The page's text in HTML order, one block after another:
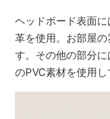
ヘッドボード表面
革を使用。お部屋
す。その他の部分
のPVC素材を使用し